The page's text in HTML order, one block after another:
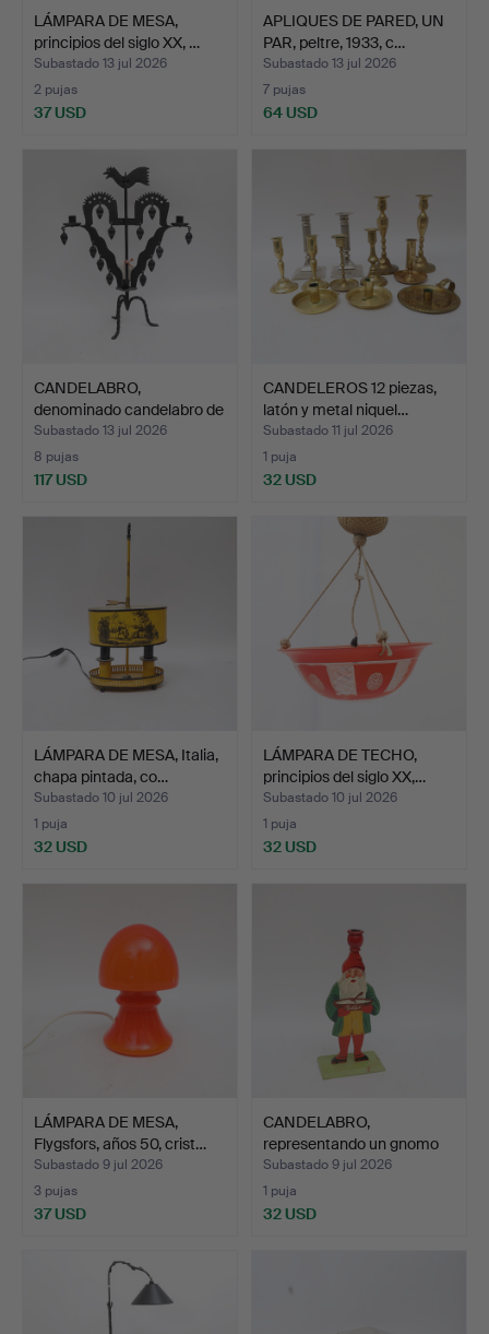
LÁMPARA DE MESA,
principios del siglo XX, …
Subastado 13 jul 2026
2 pujas
37 USD
APLIQUES DE PARED, UN
PAR, peltre, 1933, c…
Subastado 13 jul 2026
7 pujas
64 USD
CANDELABRO,
denominado candelabro de
gallo…
Subastado 13 jul 2026
8 pujas
117 USD
CANDELEROS 12 piezas,
latón y metal niquel…
Subastado 11 jul 2026
1 puja
32 USD
LÁMPARA DE MESA, Italia,
chapa pintada, co…
Subastado 10 jul 2026
1 puja
32 USD
LÁMPARA DE TECHO,
principios del siglo XX,…
Subastado 10 jul 2026
1 puja
32 USD
LÁMPARA DE MESA,
Flygsfors, años 50, crist…
Subastado 9 jul 2026
3 pujas
37 USD
CANDELABRO,
representando un gnomo
con un …
Subastado 9 jul 2026
1 puja
32 USD